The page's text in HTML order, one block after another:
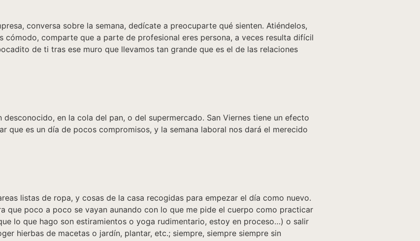
conversa sobre la semana, dedícate a preocuparte qué sienten. Atiéndelos,
comparte que a parte de profesional eres persona, a veces resulta difícil
de ti tras ese muro que llevamos tan grande que es el de las relaciones
en la cola del pan, o del supermercado. San Viernes tiene un efecto
que es un día de pocos compromisos, y la semana laboral nos dará el merecido
listas de ropa, y cosas de la casa recogidas para empezar el día como nuevo.
que poco a poco se vayan aunando con lo que me pide el cuerpo como practicar
lo que hago son estiramientos o yoga rudimentario, estoy en proceso…) o salir
hierbas de macetas o jardín, plantar, etc.; siempre, siempre siempre sin